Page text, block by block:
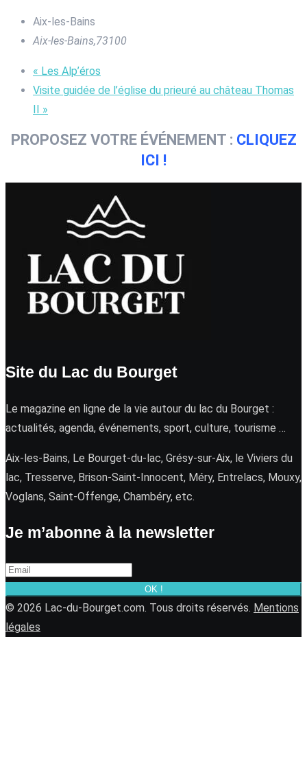
Aix-les-Bains
Aix-les-Bains,73100
« Les Alp’éros
Visite guidée de l’église du prieuré au château Thomas
II »
PROPOSEZ VOTRE ÉVÉNEMENT : CLIQUEZ
ICI !
Site du Lac du Bourget
Le magazine en ligne de la vie autour du lac du Bourget :
actualités, agenda, événements, sport, culture, tourisme …
Aix-les-Bains, Le Bourget-du-lac, Grésy-sur-Aix, le Viviers du
lac, Tresserve, Brison-Saint-Innocent, Méry, Entrelacs, Mouxy,
Voglans, Saint-Offenge, Chambéry, etc.
Je m’abonne à la newsletter
OK !
© 2026 Lac-du-Bourget.com. Tous droits réservés. Mentions
légales